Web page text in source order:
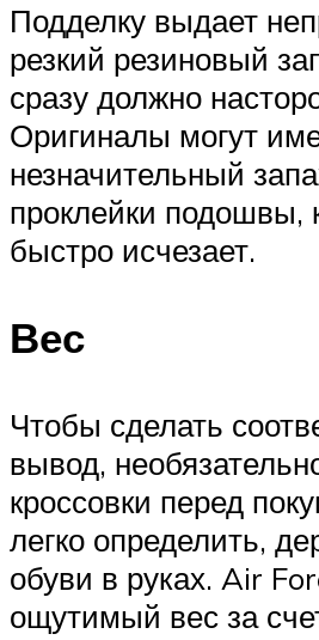
Подделку выдает
резкий резиновый
сразу должно
Оригиналы могут
незначительный
проклейки подошвы,
быстро исчезает.
Вес
Чтобы сделать
вывод,
кроссовки перед
легко определить,
обуви в руках. Air
ощутимый вес за